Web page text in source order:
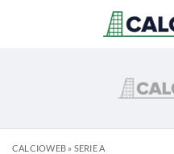
CALCIOWEB» SERIE A